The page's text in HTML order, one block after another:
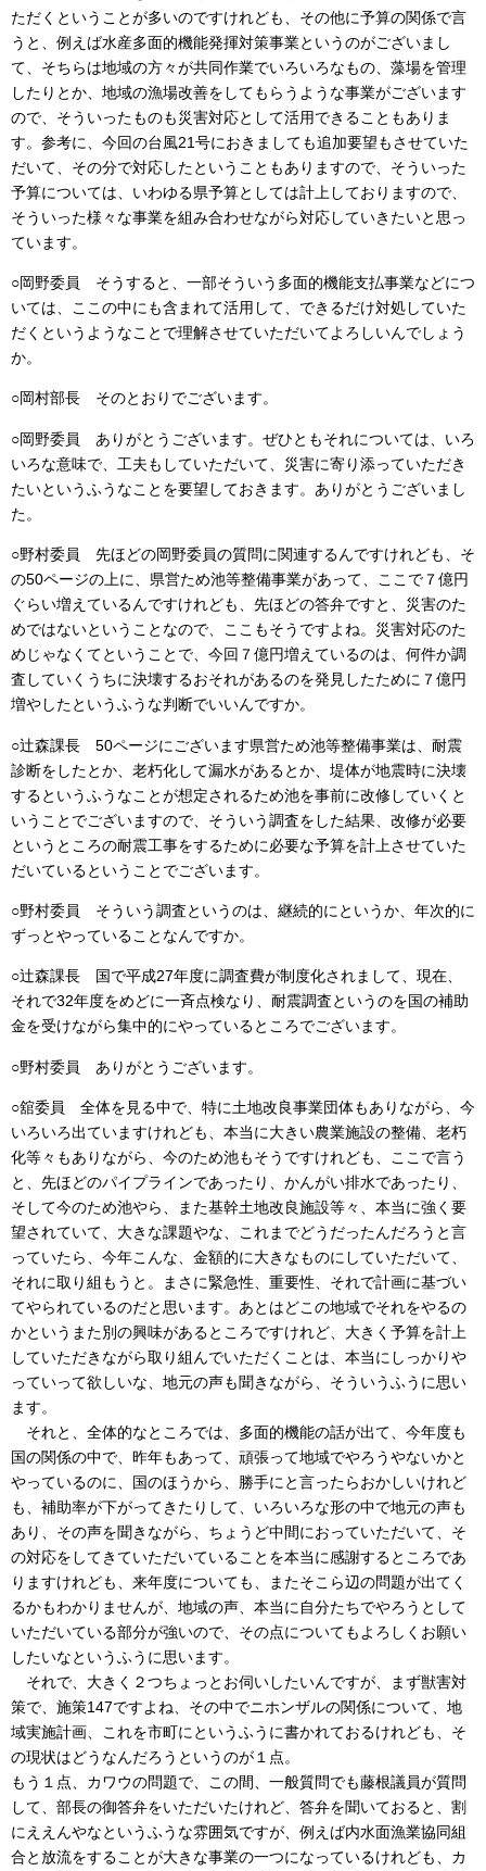
ただくということが多いのですけれども、その他に予算の関係で言
うと、例えば水産多面的機能発揮対策事業というのがございまし
て、そちらは地域の方々が共同作業でいろいろなもの、藻場を管理
したりとか、地域の漁場改善をしてもらうような事業がございます
ので、そういったものも災害対応として活用できることもありま
す。参考に、今回の台風21号におきましても追加要望もさせていた
だいて、その分で対応したということもありますので、そういった
予算については、いわゆる県予算としては計上しておりますので、
そういった様々な事業を組み合わせながら対応していきたいと思っ
ています。
○岡野委員 そうすると、一部そういう多面的機能支払事業などにつ
いては、ここの中にも含まれて活用して、できるだけ対処していた
だくというようなことで理解させていただいてよろしいんでしょう
か。
○岡村部長 そのとおりでございます。
○岡野委員 ありがとうございます。ぜひともそれについては、いろ
いろな意味で、工夫もしていただいて、災害に寄り添っていただき
たいというふうなことを要望しておきます。ありがとうございまし
た。
○野村委員 先ほどの岡野委員の質問に関連するんですけれども、そ
の50ページの上に、県営ため池等整備事業があって、ここで７億円
ぐらい増えているんですけれども、先ほどの答弁ですと、災害のた
めではないということなので、ここもそうですよね。災害対応のた
めじゃなくてということで、今回７億円増えているのは、何件か調
査していくうちに決壊するおそれがあるのを発見したために７億円
増やしたというふうな判断でいいんですか。
○辻森課長 50ページにございます県営ため池等整備事業は、耐震
診断をしたとか、老朽化して漏水があるとか、堤体が地震時に決壊
するというふうなことが想定されるため池を事前に改修していくと
いうことでございますので、そういう調査をした結果、改修が必要
というところの耐震工事をするために必要な予算を計上させていた
だいているということでございます。
○野村委員 そういう調査というのは、継続的にというか、年次的に
ずっとやっていることなんですか。
○辻森課長 国で平成27年度に調査費が制度化されまして、現在、
それで32年度をめどに一斉点検なり、耐震調査というのを国の補助
金を受けながら集中的にやっているところでございます。
○野村委員 ありがとうございます。
○舘委員 全体を見る中で、特に土地改良事業団体もありながら、今
いろいろ出ていますけれども、本当に大きい農業施設の整備、老朽
化等々もありながら、今のため池もそうですけれども、ここで言う
と、先ほどのパイプラインであったり、かんがい排水であったり、
そして今のため池やら、また基幹土地改良施設等々、本当に強く要
望されていて、大きな課題やな、これまでどうだったんだろうと言
っていたら、今年こんな、金額的に大きなものにしていただいて、
それに取り組もうと。まさに緊急性、重要性、それで計画に基づい
てやられているのだと思います。あとはどこの地域でそれをやるの
かというまた別の興味があるところですけれど、大きく予算を計上
していただきながら取り組んでいただくことは、本当にしっかりや
っていって欲しいな、地元の声も聞きながら、そういうふうに思い
ます。
それと、全体的なところでは、多面的機能の話が出て、今年度も
国の関係の中で、昨年もあって、頑張って地域でやろうやないかと
やっているのに、国のほうから、勝手にと言ったらおかしいけれど
も、補助率が下がってきたりして、いろいろな形の中で地元の声も
あり、その声を聞きながら、ちょうど中間におっていただいて、そ
の対応をしてきていただいていることを本当に感謝するところであ
りますけれども、来年度についても、またそこら辺の問題が出てく
るかもわかりませんが、地域の声、本当に自分たちでやろうとして
いただいている部分が強いので、その点についてもよろしくお願い
したいなというふうに思います。
それで、大きく２つちょっとお伺いしたいんですが、まず獣害対
策で、施策147ですよね、その中でニホンザルの関係について、地
域実施計画、これを市町にというふうに書かれておるけれども、そ
の現状はどうなんだろうというのが１点。
もう１点、カワウの問題で、この間、一般質問でも藤根議員が質問
して、部長の御答弁をいただいたけれど、答弁を聞いておると、割
にええんやなというふうな雰囲気ですが、例えば内水面漁業協同組
合と放流をすることが大きな事業の一つになっているけれども、カ